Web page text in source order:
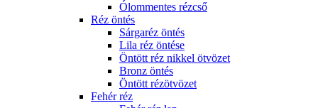
Ólommentes rézcső
Réz öntés
Sárgaréz öntés
Lila réz öntése
Öntött réz nikkel ötvözet
Bronz öntés
Öntött rézötvözet
Fehér réz